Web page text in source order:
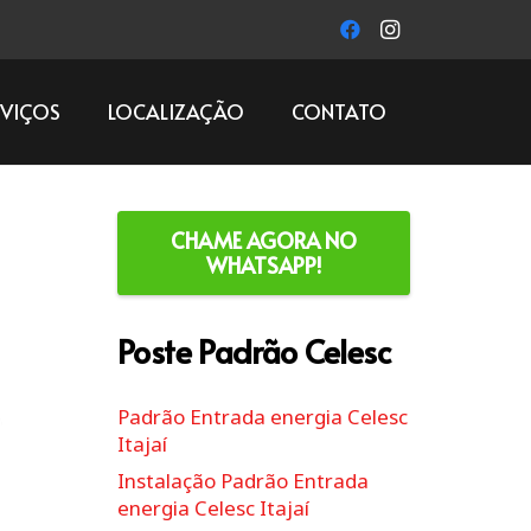
LOCALIZAÇÃO CONTATO
CHAME AGORA NO
WHATSAPP!
Poste Padrão Celesc
Padrão Entrada energia Celesc
Itajaí
Instalação Padrão Entrada
energia Celesc Itajaí